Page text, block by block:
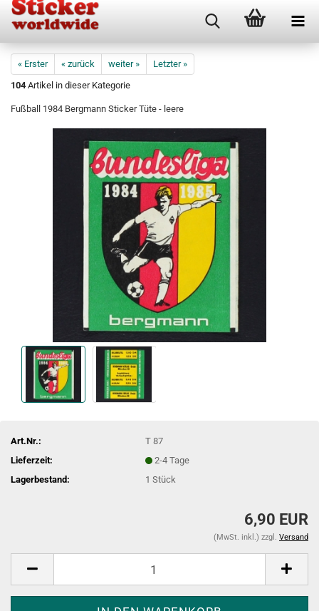
« Erster « zurück weiter »
Letzter »
104Artikel in dieser Kategorie
Fußball 1984 Bergmann Sticker Tüte - leere
Art.Nr.:
T 87
Lieferzeit:
2-4 Tage
Lagerbestand:
1Stück
6,90 EUR
(MwSt. inkl.) zzgl. Versand